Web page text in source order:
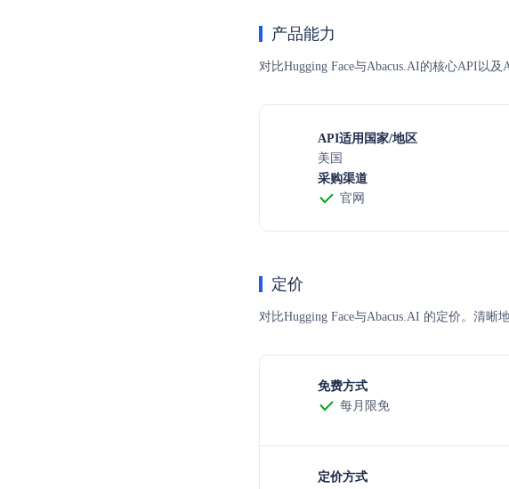
产品能力
对比Hugging Face与Abacus.AI的核心API以
API适用国家/地区
美国
采购渠道
官网
定价
对比Hugging Face与Abacus.AI 的定价。清
免费方式
每月限免
定价方式